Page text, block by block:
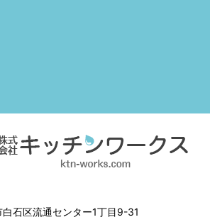
白石区流通センター1丁目9-31